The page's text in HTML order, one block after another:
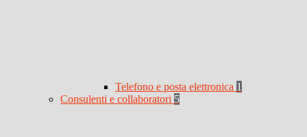
Telefono e posta elettronica 1
Consulenti e collaboratori 5